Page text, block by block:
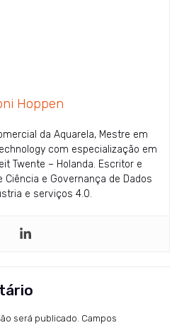
Hoppen
da Aquarela, Mestre em
com especialização em
Twente – Holanda. Escritor e
e Governança de Dados
e serviços 4.0.
será publicado. Campos